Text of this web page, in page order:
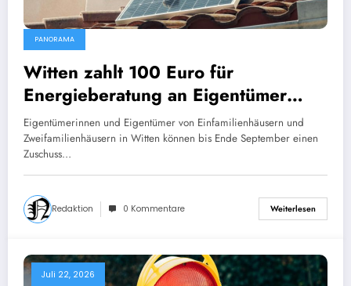
PANORAMA
Witten zahlt 100 Euro für
Energieberatung an Eigentümer
kleiner Wohnhäuser
Eigentümerinnen und Eigentümer von Einfamilienhäusern und
Zweifamilienhäusern in Witten können bis Ende September einen
Zuschuss…
Redaktion 0 Kommentare Weiterlesen
Juli 22, 2026